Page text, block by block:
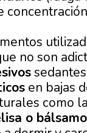
no son
en bajas
como la
o